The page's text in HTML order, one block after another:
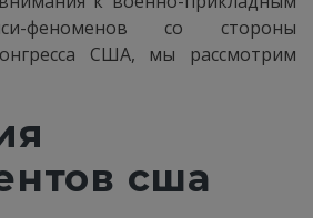
феноменов со стороны
США, мы рассмотрим
сша